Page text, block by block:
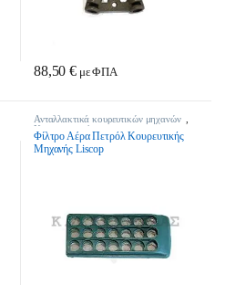
88,50€ με ΦΠΑ
Ανταλλακτικά κουρευτικών μηχανών
Κτηνοτροφικά
Φίλτρο Αέρα Πετρόλ Κουρευτικής
Μηχανής Liscop